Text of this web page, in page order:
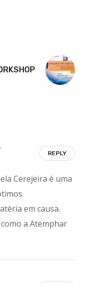
Cerejeira é uma
em causa.
a Atemphar
REPLY